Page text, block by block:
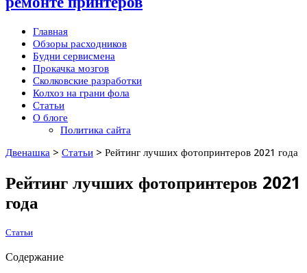
Главная
Обзоры расходников
Будни сервисмена
Прокачка мозгов
Сколковские разработки
Колхоз на грани фола
Статьи
О блоге
Политика сайта
Двенашка > Статьи > Рейтинг лучших фотопринтеров 2021 года
Рейтинг лучших фотопринтеров 2021
года
Статьи
Содержание